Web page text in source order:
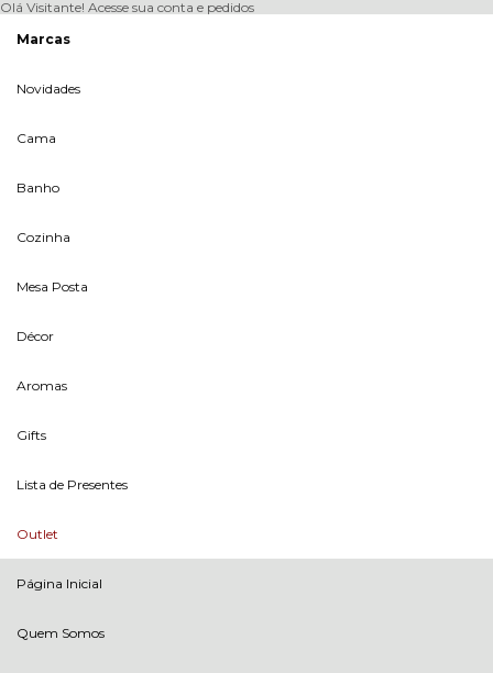
Olá Visitante! Acesse sua conta e pedidos
Marcas
Novidades
Cama
Banho
Cozinha
Mesa Posta
Décor
Aromas
Gifts
Lista de Presentes
Outlet
Página Inicial
Quem Somos